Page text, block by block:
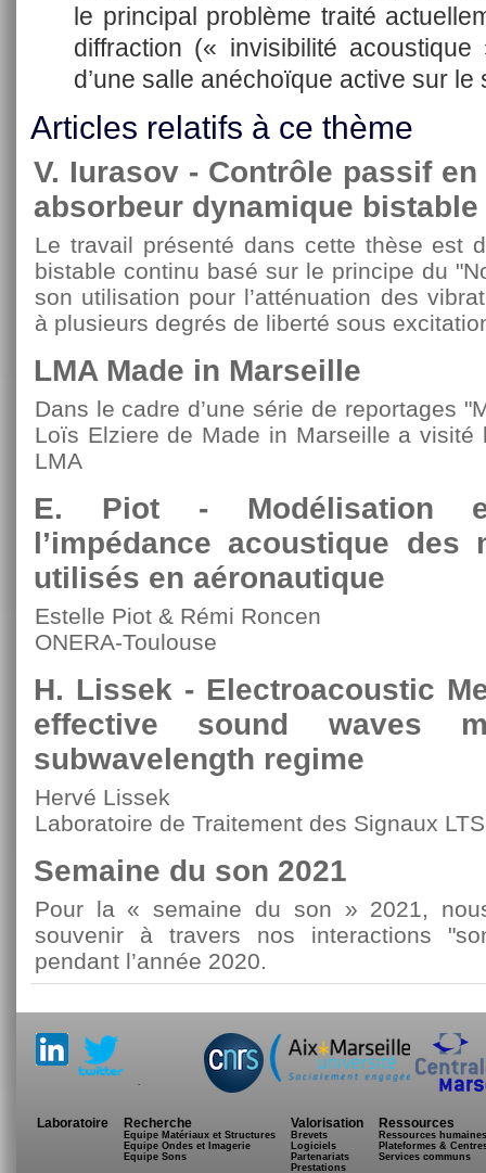
le principal problème traité
diffraction (« invisibilité
d’une salle anéchoïque active sur le
Articles relatifs à ce thème
V. Iurasov - Contrôle passif
absorbeur dynamique bistable
Le travail présenté dans cette thèse est
bistable continu basé sur le principe du
son utilisation pour l’atténuation des
à plusieurs degrés de liberté sous
LMA Made in Marseille
Dans le cadre d’une série de reportages
Loïs Elziere de Made in Marseille a visité
LMA
E. Piot - Modélisation
l’impédance acoustique des
utilisés en aéronautique
Estelle Piot & Rémi Roncen
ONERA-Toulouse
H. Lissek - Electroacoustic
effective sound waves
subwavelength regime
Hervé Lissek
Laboratoire de Traitement des Signaux
Semaine du son 2021
Pour la « semaine du son » 2021,
souvenir à travers nos interactions
pendant l’année 2020.
.
Laboratoire Recherche
Equipe Matériaux et Structures
Equipe Ondes et Imagerie
Equipe Sons
Valorisation
Brevets
Logiciels
Partenariats
Prestations
Ressources
Ressources humaines
Plateformes &
Services communs